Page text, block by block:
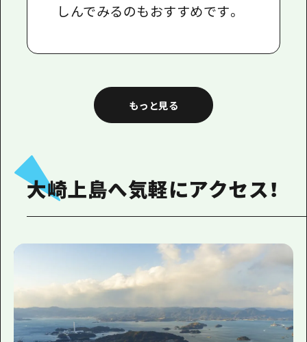
しんでみるのもおすすめです。
もっと見る
大崎上島へ気軽にアクセス！